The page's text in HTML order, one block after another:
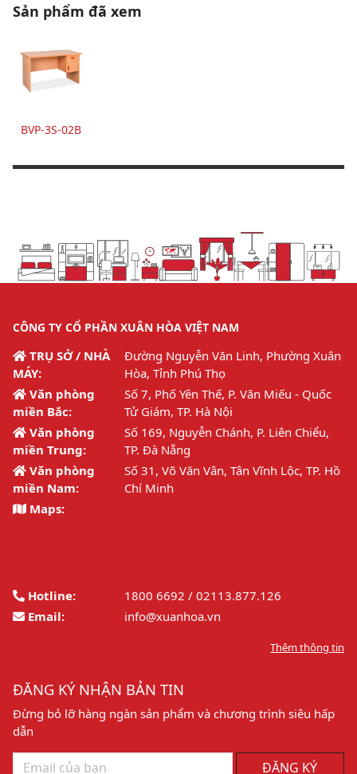
Sản phẩm đã xem
BVP-3S-02B
CÔNG TY CỔ PHẦN XUÂN HÒA VIỆT NAM
TRỤ SỞ / NHÀ
MÁY:
Đường Nguyễn Văn Linh, Phường Xuân
Hòa, Tỉnh Phú Thọ
Văn phòng
miền Bắc:
Số 7, Phố Yên Thế, P. Văn Miếu - Quốc
Tử Giám, TP. Hà Nội
Văn phòng
miền Trung:
Số 169, Nguyễn Chánh, P. Liên Chiểu,
TP. Đà Nẵng
Văn phòng
miền Nam:
Số 31, Võ Văn Vân, Tân Vĩnh Lộc, TP. Hồ
Chí Minh
Maps:
Hotline:
1800 6692 / 02113.877.126
Email:
info@xuanhoa.vn
Thêm thông tin
ĐĂNG KÝ NHẬN BẢN TIN
Đừng bỏ lỡ hàng ngàn sản phẩm và chương trình siêu hấp
dẫn
ĐĂNG KÝ